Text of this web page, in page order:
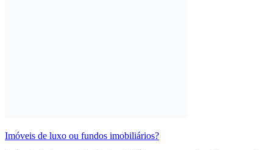
Imóveis de luxo ou fundos imobiliários?